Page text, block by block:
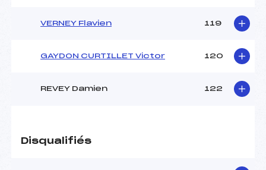
VERNEY Flavien 119
GAYDON CURTILLET Victor 120
REVEY Damien 122
Disqualifiés